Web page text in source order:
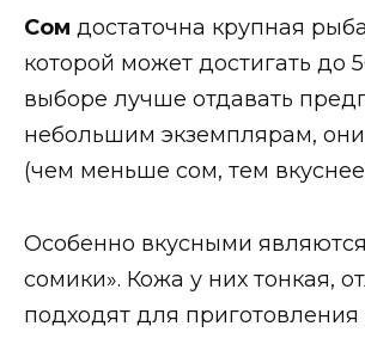
Сом достаточна крупная
которой может достигать до
выборе лучше отдавать
небольшим экземплярам, они
(чем меньше сом, тем
Особенно вкусными
сомики». Кожа у них тонкая,
подходят для приготовления